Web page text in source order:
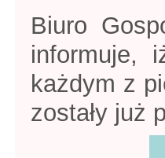
Biuro
informuje,
każdym z
zostały już